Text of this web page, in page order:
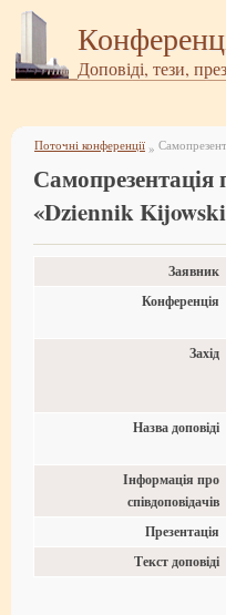
Доповіді, тези,
Поточні конференції »
Самопрезентація
«Dziennik
Заявник
Конференція
Захід
Назва доповіді
Інформація про
співдоповідачів
Презентація
Текст доповіді